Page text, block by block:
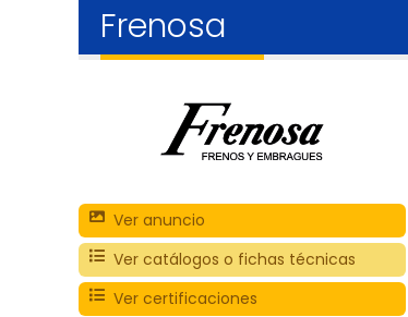
Frenosa
Ver anuncio
Ver catálogos o fichas técnicas
Ver certificaciones